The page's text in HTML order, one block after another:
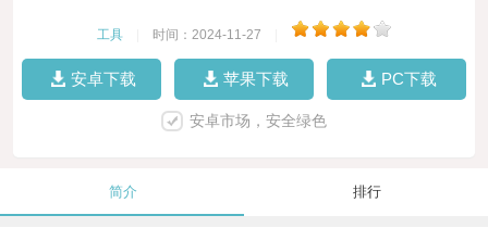
工具 时间：2024-11-27
安卓下载 苹果下载 PC下载
安卓市场，安全绿色
简介 排行